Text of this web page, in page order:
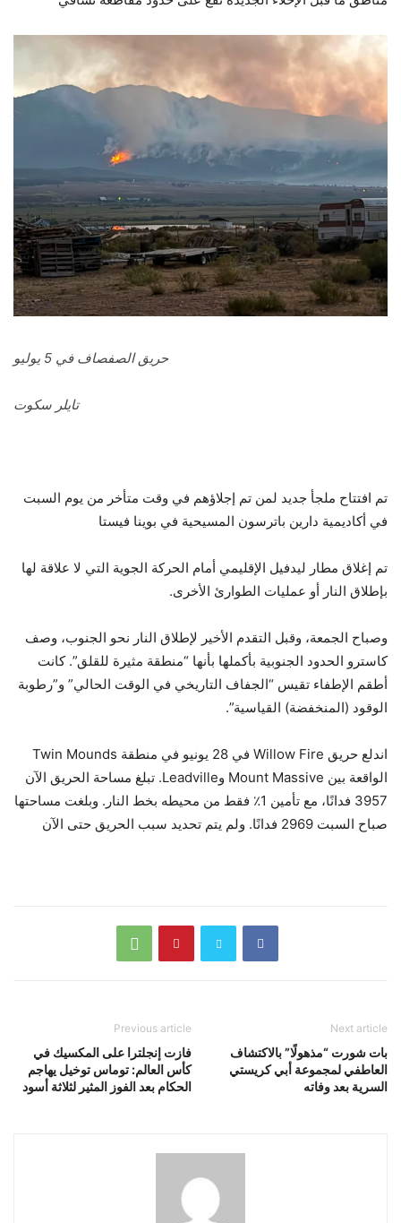
حريق الصفصاف في 5 يوليو
تايلر سكوت
تم افتتاح ملجأ جديد لمن تم إجلاؤهم في وقت متأخر من يوم السبت
في أكاديمية دارين باترسون المسيحية في بوينا فيستا
تم إغلاق مطار ليدفيل الإقليمي أمام الحركة الجوية التي لا علاقة لها
بإطلاق النار أو عمليات الطوارئ الأخرى.
وصباح الجمعة، وقبل التقدم الأخير لإطلاق النار نحو الجنوب، وصف
كاسترو الحدود الجنوبية بأكملها بأنها “منطقة مثيرة للقلق”. كانت
أطقم الإطفاء تقيس “الجفاف التاريخي في الوقت الحالي” و”رطوبة
الوقود (المنخفضة) القياسية”.
اندلع حريق Willow Fire في 28 يونيو في منطقة Twin Mounds
الواقعة بين Mount Massive وLeadville. تبلغ مساحة الحريق الآن
3957 فدانًا، مع تأمين 1٪ فقط من محيطه بخط النار. وبلغت مساحتها
صباح السبت 2969 فدانًا. ولم يتم تحديد سبب الحريق حتى الآن
Previous article
فازت إنجلترا على المكسيك في
كأس العالم: توماس توخيل يهاجم
الحكام بعد الفوز المثير لثلاثة أسود
Next article
بات شورت “مذهولًا” بالاكتشاف
العاطفي لمجموعة أبي كريستي
السرية بعد وفاته